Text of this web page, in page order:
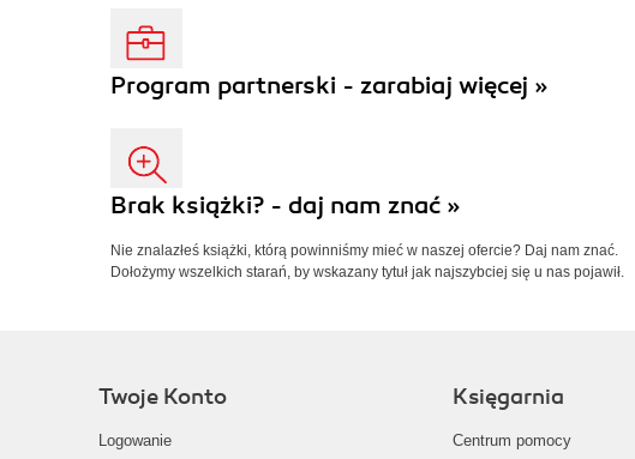
Program partnerski - zarabiaj więcej »
Brak książki? - daj nam znać »
Nie znalazłeś książki, którą powinniśmy mieć w naszej ofercie? Daj nam znać.
Dołożymy wszelkich starań, by wskazany tytuł jak najszybciej się u nas pojawił.
Twoje Konto
Logowanie
Księgarnia
Centrum pomocy